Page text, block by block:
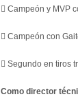
 Campeón y MVP
 Campeón con
 Segundo en tiros
Como director